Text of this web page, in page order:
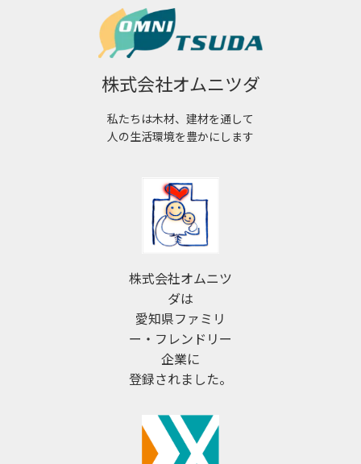
株式会社オムニツダ
私たちは木材、建材を通して
人の生活環境を豊かにします
株式会社オムニツ
ダは
愛知県ファミリ
ー・フレンドリー
企業に
登録されました。